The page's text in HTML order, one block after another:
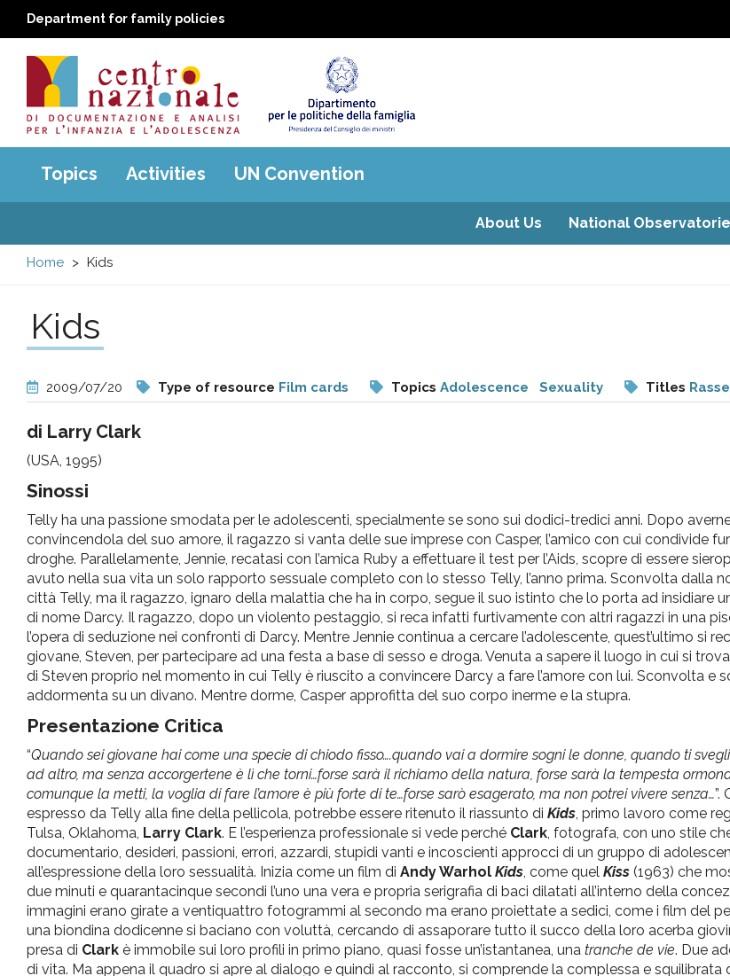
Department for family policies
Centro
nazionale
di
e
analisi
pr
l'infanzia
e
l'adolescenza
Main
menu
Topics Activities UN Convention
About Us National
Home Kids
Kids
2009/07/20 Type of resource Film cards Topics Adolescence Sexuality Titles
di Larry Clark
(USA, 1995)
Sinossi
Telly ha una passione smodata per le adolescenti, specialmente se sono sui dodici-tredici anni. Dopo
convincendola del suo amore, il ragazzo si vanta delle sue imprese con Casper, l’amico con cui condivide
droghe. Parallelamente, Jennie, recatasi con l’amica Ruby a effettuare il test per l’Aids, scopre di essere
avuto nella sua vita un solo rapporto sessuale completo con lo stesso Telly, l’anno prima. Sconvolta dalla
città Telly, ma il ragazzo, ignaro della malattia che ha in corpo, segue il suo istinto che lo porta ad insidiare
di nome Darcy. Il ragazzo, dopo un violento pestaggio, si reca infatti furtivamente con altri ragazzi in una
l’opera di seduzione nei confronti di Darcy. Mentre Jennie continua a cercare l’adolescente, quest’ultimo si
giovane, Steven, per partecipare ad una festa a base di sesso e droga. Venuta a sapere il luogo in cui si
di Steven proprio nel momento in cui Telly è riuscito a convincere Darcy a fare l’amore con lui. Sconvolta e
addormenta su un divano. Mentre dorme, Casper approfitta del suo corpo inerme e la stupra.
Presentazione Critica
“Quando sei giovane hai come una specie di chiodo fisso….quando vai a dormire sogni le donne, quando ti
ad altro, ma senza accorgertene è lì che torni…forse sarà il richiamo della natura, forse sarà la tempesta
comunque la metti, la voglia di fare l’amore è più forte di te…forse sarò esagerato, ma non potrei vivere senza…”.
espresso da Telly alla fine della pellicola, potrebbe essere ritenuto il riassunto di Kids , primo lavoro come
Tulsa, Oklahoma, Larry Clark. E l’esperienza professionale si vede perché Clark , fotografa, con uno stile
documentario, desideri, passioni, errori, azzardi, stupidi vanti e incoscienti approcci di un gruppo di
all’espressione della loro sessualità. Inizia come un film di Andy Warhol Kids , come quel Kiss (1963) che
due minuti e quarantacinque secondi l’uno una vera e propria serigrafia di baci dilatati all’interno della
immagini erano girate a ventiquattro fotogrammi al secondo ma erano proiettate a sedici, come i film del
una biondina dodicenne si baciano con voluttà, cercando di assaporare tutto il succo della loro acerba
presa di Clark è immobile sui loro profili in primo piano, quasi fosse un’istantanea, una tranche de vie. Due
di vita. Ma appena il quadro si apre al dialogo e quindi al racconto, si comprende la complessa e squilibrata